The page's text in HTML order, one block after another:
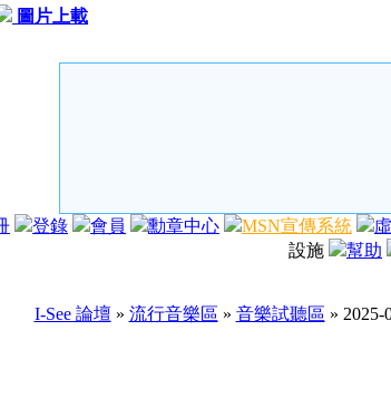
圖片上載
登錄 會員 勳章中心 MSN宣傳系統
設施
幫助
I-See 論壇 » 流行音樂區 » 音樂試聽區 »